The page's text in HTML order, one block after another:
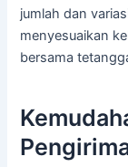
jumlah dan
menyesuaikan
bersama